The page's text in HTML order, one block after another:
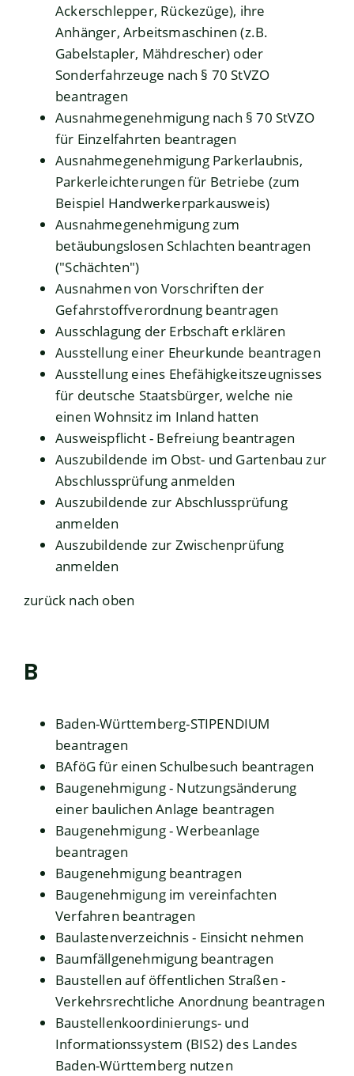
Ackerschlepper, Rückezüge), ihre
Anhänger, Arbeitsmaschinen (z.B.
Gabelstapler, Mähdrescher) oder
Sonderfahrzeuge nach § 70 StVZO
beantragen
Ausnahmegenehmigung nach § 70 StVZO
für Einzelfahrten beantragen
Ausnahmegenehmigung Parkerlaubnis,
Parkerleichterungen für Betriebe (zum
Beispiel Handwerkerparkausweis)
Ausnahmegenehmigung zum
betäubungslosen Schlachten beantragen
("Schächten")
Ausnahmen von Vorschriften der
Gefahrstoffverordnung beantragen
Ausschlagung der Erbschaft erklären
Ausstellung einer Eheurkunde beantragen
Ausstellung eines Ehefähigkeitszeugnisses
für deutsche Staatsbürger, welche nie
einen Wohnsitz im Inland hatten
Ausweispflicht - Befreiung beantragen
Auszubildende im Obst- und Gartenbau zur
Abschlussprüfung anmelden
Auszubildende zur Abschlussprüfung
anmelden
Auszubildende zur Zwischenprüfung
anmelden
zurück nach oben
B
Baden-Württemberg-STIPENDIUM
beantragen
BAföG für einen Schulbesuch beantragen
Baugenehmigung - Nutzungsänderung
einer baulichen Anlage beantragen
Baugenehmigung - Werbeanlage
beantragen
Baugenehmigung beantragen
Baugenehmigung im vereinfachten
Verfahren beantragen
Baulastenverzeichnis - Einsicht nehmen
Baumfällgenehmigung beantragen
Baustellen auf öffentlichen Straßen -
Verkehrsrechtliche Anordnung beantragen
Baustellenkoordinierungs- und
Informationssystem (BIS2) des Landes
Baden-Württemberg nutzen